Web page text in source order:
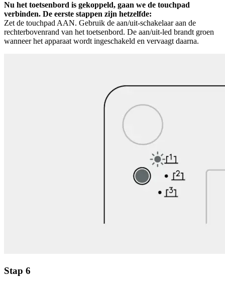
Nu het toetsenbord is gekoppeld, gaan we de touchpad
verbinden. De eerste stappen zijn hetzelfde:
Zet de touchpad AAN. Gebruik de aan/uit-schakelaar aan de
rechterbovenrand van het toetsenbord. De aan/uit-led brandt groen
wanneer het apparaat wordt ingeschakeld en vervaagt daarna.
Stap 6